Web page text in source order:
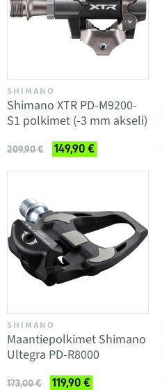
SHIMANO
Shimano XTR PD-M9200-
S1 polkimet (-3 mm akseli)
209,90 € 149,90 €
SHIMANO
Maantiepolkimet Shimano
Ultegra PD-R8000
173,00 € 119,90 €